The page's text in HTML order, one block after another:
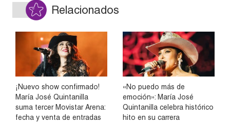
Relacionados
¡Nuevo show confirmado!
María José Quintanilla
suma tercer Movistar Arena:
fecha y venta de entradas
«No puedo más de
emoción»: María José
Quintanilla celebra histórico
hito en su carrera